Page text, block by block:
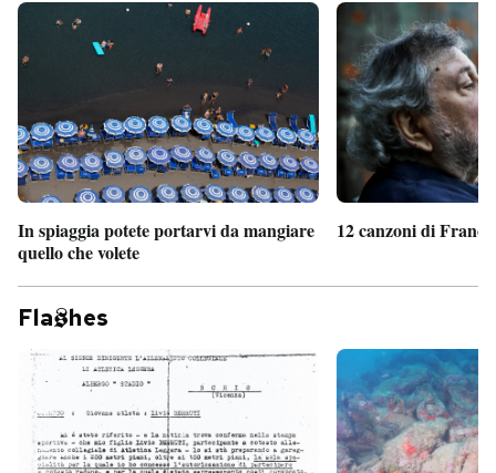
In spiaggia potete portarvi da mangiare
quello che volete
12 canzoni di
Fla hes